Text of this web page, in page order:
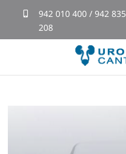
942 010 400 / 942 835
208